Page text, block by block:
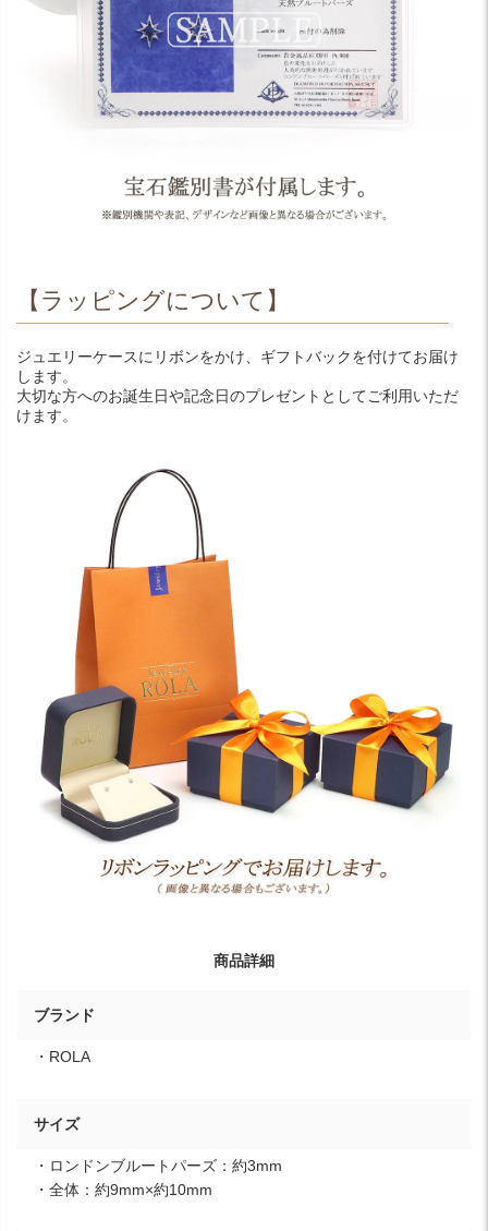
【ラッピングについて】
ジュエリーケースにリボンをかけ、ギフトバックを付けてお届け
します。
大切な方へのお誕生日や記念日のプレゼントとしてご利用いただ
けます。
商品詳細
ブランド
・ROLA
サイズ
・ロンドンブルートパーズ：約3mm
・全体：約9mm×約10mm